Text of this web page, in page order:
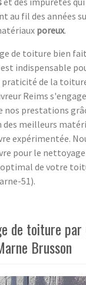
au fil des années
poreux.
de toiture bien
indispensable
de la
Reims
nos prestations
meilleurs
expérimentée.
pour le
de votre
51).
de toiture par
Brusson